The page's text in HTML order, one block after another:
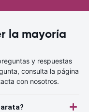
la mayoría
y respuestas
consulta la página
con nosotros.